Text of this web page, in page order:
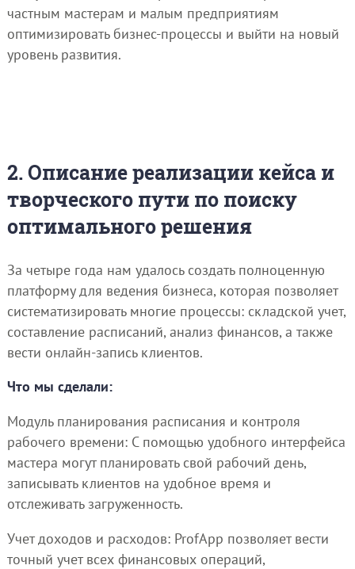
частным мастерам и малым предприятиям
оптимизировать бизнес-процессы и выйти на новый
уровень развития.
2. Описание реализации кейса и
творческого пути по поиску
оптимального решения
За четыре года нам удалось создать полноценную
платформу для ведения бизнеса, которая позволяет
систематизировать многие процессы: складской учет,
составление расписаний, анализ финансов, а также
вести онлайн-запись клиентов.
Что мы сделали:
Модуль планирования расписания и контроля
рабочего времени: С помощью удобного интерфейса
мастера могут планировать свой рабочий день,
записывать клиентов на удобное время и
отслеживать загруженность.
Учет доходов и расходов: ProfApp позволяет вести
точный учет всех финансовых операций,